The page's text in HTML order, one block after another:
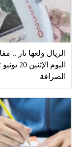
الريال ولعها نار ..
الصرافة